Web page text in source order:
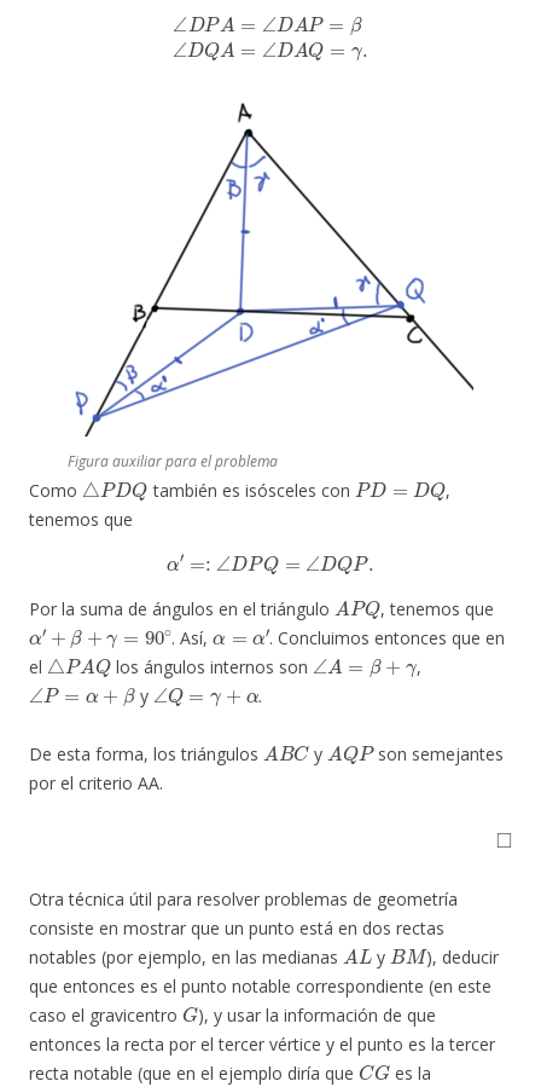
=∠DAP ∠D QA ∠D
Figura auxiliar para el problema
Como
△PDQ
también es isósceles con
PD= Q
,
tenemos que
=: ∠DPQ DQP.
Por la suma de ángulos en el triángulo
A PQ
, tenemos que
α ′+ β+γ=90 ∘
. Así,
α= α′
. Concluimos entonces que en
el
△ PA Q
los ángulos internos son
∠A=β +γ
,
∠P=α+β
y
∠Q=γ +α
.
De esta forma, los triángulos
A BC
y
A QP
son semejantes
por el criterio AA.
◻
Otra técnica útil para resolver problemas de geometría
consiste en mostrar que un punto está en dos rectas
notables (por ejemplo, en las medianas
A L
y
BM
), deducir
que entonces es el punto notable correspondiente (en este
caso el gravicentro
G
), y usar la información de que
entonces la recta por el tercer vértice y el punto es la tercer
recta notable (que en el ejemplo diría que
CG
es la